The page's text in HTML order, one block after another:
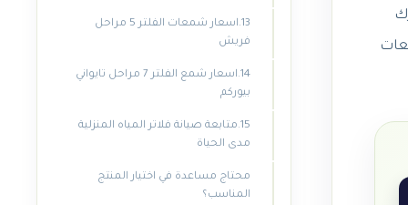
13.اسعار شمعات الفلتر 5 مراحل
فريش
14.اسعار شمع الفلتر 7 مراحل تايواني
بيوركم
15.متابعة صيانة فلاتر المياه المنزلية
مدى الحياة
محتاج مساعدة في اختيار المنتج
المناسب؟